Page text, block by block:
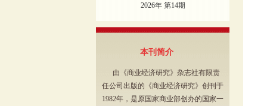
2026年 第14期
本刊简介
由《商业经济研究》杂志社有限责
任公司出版的《商业经济研究》创刊于
1982年，是原国家商业部创办的国家一